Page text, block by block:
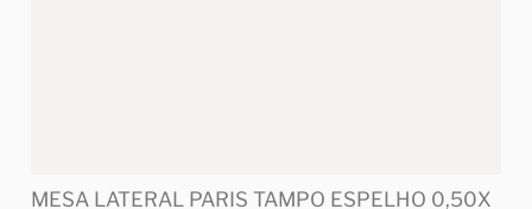
MESA LATERAL PARIS TAMPO ESPELHO 0,50X